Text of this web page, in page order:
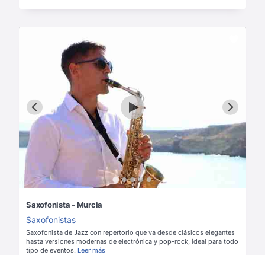
Saxofonista - Murcia
Saxofonistas
Saxofonista de Jazz con repertorio que va desde clásicos elegantes
hasta versiones modernas de electrónica y pop-rock, ideal para todo
tipo de eventos. Leer más